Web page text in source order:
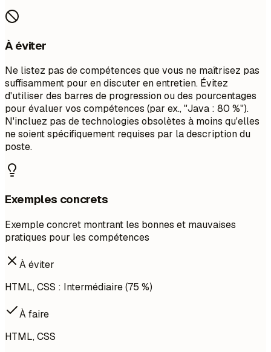
À éviter
Ne listez pas de compétences que vous ne maîtrisez pas
suffisamment pour en discuter en entretien. Évitez
d'utiliser des barres de progression ou des pourcentages
pour évaluer vos compétences (par ex., "Java : 80 %").
N'incluez pas de technologies obsolètes à moins qu'elles
ne soient spécifiquement requises par la description du
poste.
Exemples concrets
Exemple concret montrant les bonnes et mauvaises
pratiques pour les compétences
À éviter
HTML, CSS : Intermédiaire (75 %)
À faire
HTML, CSS